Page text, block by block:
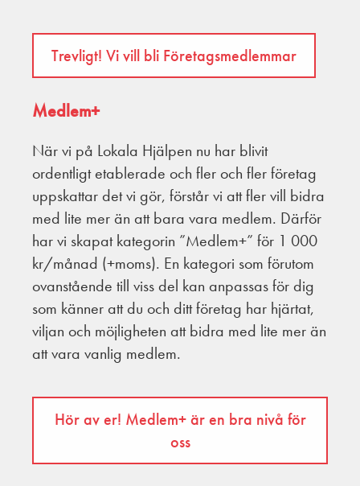
Trevligt! Vi vill bli Företagsmedlemmar
Medlem+
När vi på Lokala Hjälpen nu har blivit
ordentligt etablerade och fler och fler företag
uppskattar det vi gör, förstår vi att fler vill bidra
med lite mer än att bara vara medlem. Därför
har vi skapat kategorin ”Medlem+” för 1 000
kr/månad (+moms). En kategori som förutom
ovanstående till viss del kan anpassas för dig
som känner att du och ditt företag har hjärtat,
viljan och möjligheten att bidra med lite mer än
att vara vanlig medlem.
Hör av er! Medlem+ är en bra nivå för
oss